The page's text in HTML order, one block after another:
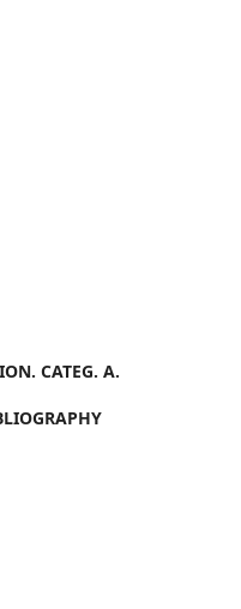
CATEG. A.